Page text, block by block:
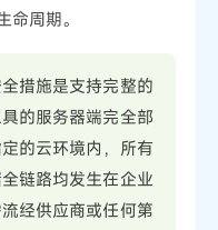
周期。
措施是支持完整的
的服务器端完全部
的云环境内，所有
链路均发生在企业
经供应商或任何第